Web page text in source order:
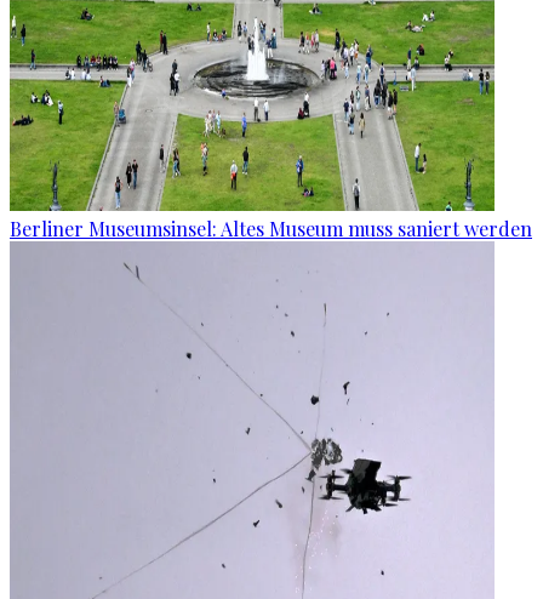
Berliner Museumsinsel: Altes Museum muss saniert werden